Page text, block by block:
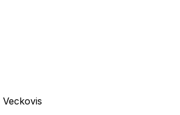
Veckovis